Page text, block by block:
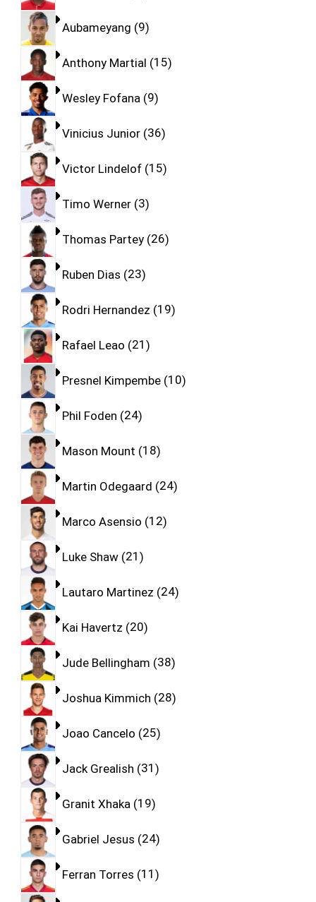
Aubameyang 9
Anthony Martial 15
Wesley Fofana 9
Vinicius Junior 36
Victor Lindelof 15
Timo Werner 3
Thomas Partey 26
Ruben Dias 23
Rodri Hernandez 19
Rafael Leao 21
Presnel Kimpembe 10
Phil Foden 24
Mason Mount 18
Martin Odegaard 24
Marco Asensio 12
Luke Shaw 21
Lautaro Martinez 24
Kai Havertz 20
Jude Bellingham 38
Joshua Kimmich 28
Joao Cancelo 25
Jack Grealish 31
Granit Xhaka 19
Gabriel Jesus 24
Ferran Torres 11